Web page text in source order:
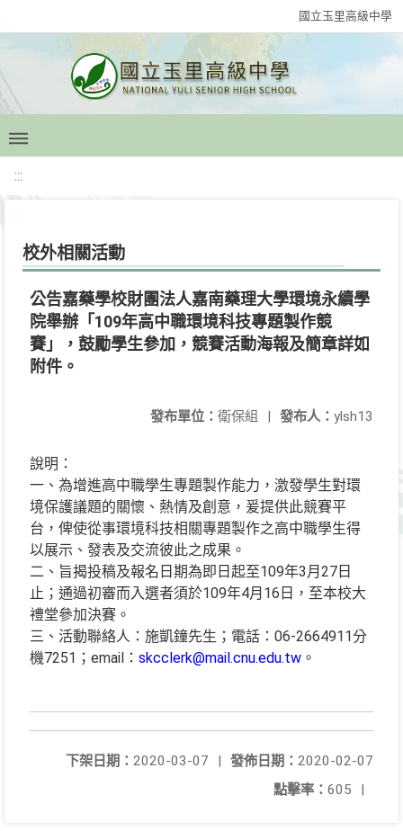
國立玉里高級中學
:::
校外相關活動
公告嘉藥學校財團法人嘉南藥理大學環境永續學
院舉辦「109年高中職環境科技專題製作競
賽」，鼓勵學生參加，競賽活動海報及簡章詳如
附件。
發布人： ylsh13
發布單位： 衛保組 |
說明：
一、為增進高中職學生專題製作能力，激發學生對環
境保護議題的關懷、熱情及創意，爰提供此競賽平
台，俾使從事環境科技相關專題製作之高中職學生得
以展示、發表及交流彼此之成果。
二、旨揭投稿及報名日期為即日起至109年3月27日
止；通過初審而入選者須於109年4月16日，至本校大
禮堂參加決賽。
三、活動聯絡人：施凱鐘先生；電話：06-2664911分
機7251；email： skcclerk@mail.cnu.edu.tw 。
發佈日期： 2020-02-07
下架日期： 2020-03-07
|
點擊率： 605 |